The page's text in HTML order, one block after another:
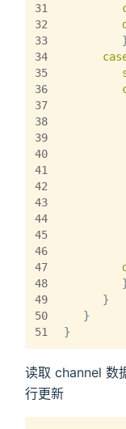
31
32
33
34
35
36
37
38
39
40
41
42
43
44
45
46
47
48
49
50
51
      }
   }
}
读取 channel 数
行更新